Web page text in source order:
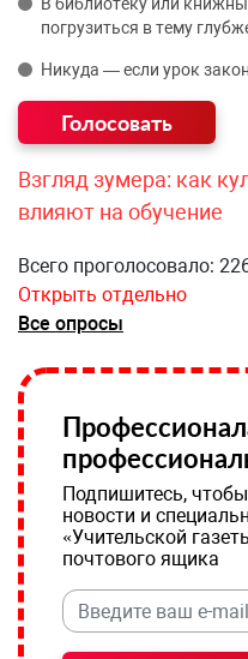
погрузиться в тему
Никуда — если урок
Взгляд зумера: как
влияют на обучение
Всего проголосовало:
Открыть отдельно
Все опросы
Подпишитесь,
новости и
«Учительской
почтового ящика